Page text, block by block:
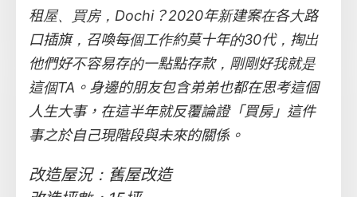
租屋、買房，Dochi？2020年新建案在各大路
口插旗，召喚每個工作約莫十年的30代，掏出
他們好不容易存的一點點存款，剛剛好我就是
這個TA。身邊的朋友包含弟弟也都在思考這個
人生大事，在這半年就反覆論證「買房」這件
事之於自己現階段與未來的關係。
改造屋況：舊屋改造